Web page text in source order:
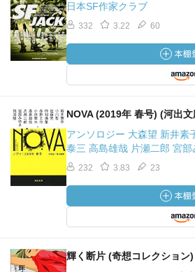
日本SF作家クラブ
332 3.22 60
NOVA (2019年 春号) (河出文
アンソロジー 大森望 新井素
泰三 高島雄哉 片瀬二郎 宮部
232 3.83 23
輝く断片 (奇想コレクション)